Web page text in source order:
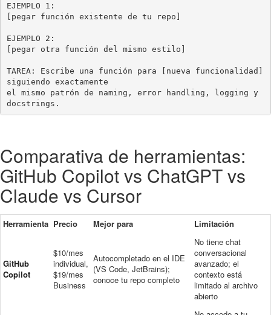
EJEMPLO 1:
[pegar función existente de tu repo]
EJEMPLO 2:
[pegar otra función del mismo estilo]
TAREA: Escribe una función para [nueva funcionalidad]
siguiendo exactamente
el mismo patrón de naming, error handling, logging y
docstrings.
Comparativa de herramientas:
GitHub Copilot vs ChatGPT vs
Claude vs Cursor
Herramienta Precio Mejor para Limitación
GitHub
Copilot
$10/mes
individual,
$19/mes
Business
Autocompletado en el IDE
(VS Code, JetBrains);
conoce tu repo completo
No tiene chat
conversacional
avanzado; el
contexto está
limitado al archivo
abierto